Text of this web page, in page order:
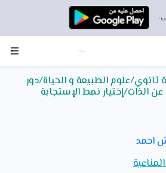
علوم الطبيعة و الحياة/دور
الذات/إختيار نمط الإستجابة
احمد